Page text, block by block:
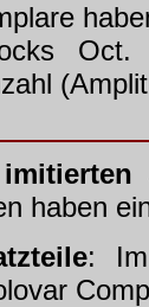
imitierten
haben
: